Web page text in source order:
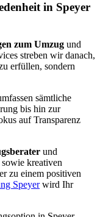
in Speyer
zum Umzug und
streben wir danach,
erfüllen, sondern
sämtliche
bis hin zur
auf Transparenz
und
kreativen
zu einem positiven
Speyerwird Ihr